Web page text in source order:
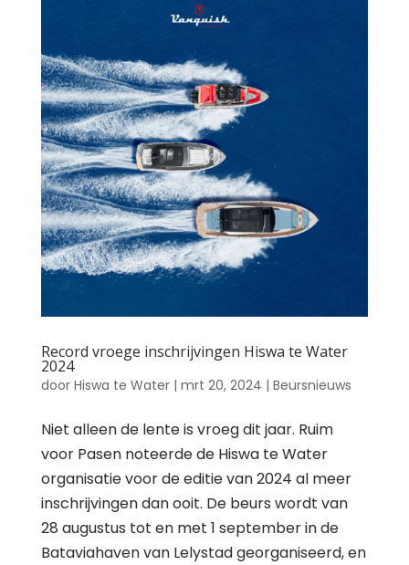
Record vroege inschrijvingen Hiswa te Water
2024
door Hiswa te Water| mrt 20, 2024 | Beursnieuws
Niet alleen de lente is vroeg dit jaar. Ruim
voor Pasen noteerde de Hiswa te Water
organisatie voor de editie van 2024 al meer
inschrijvingen dan ooit. De beurs wordt van
28 augustus tot en met 1 september in de
Bataviahaven van Lelystad georganiseerd, en